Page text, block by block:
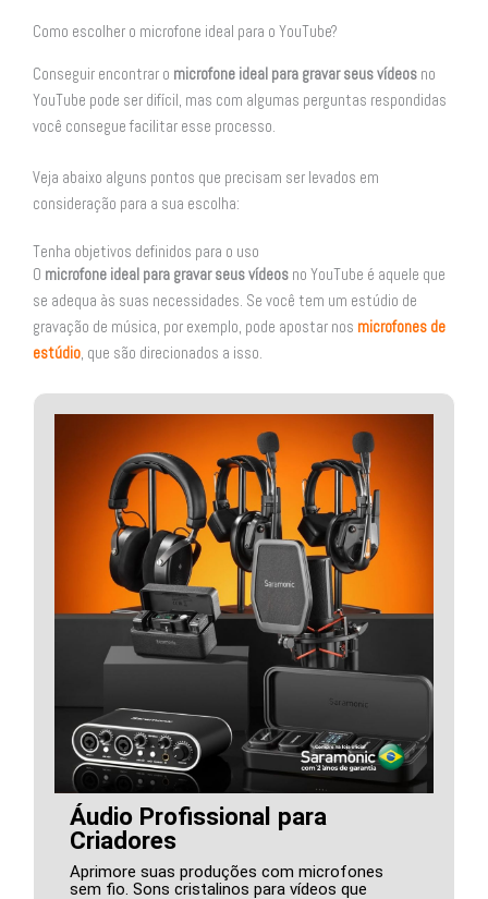
Como escolher o microfone ideal para o YouTube?
Conseguir encontrar o microfone ideal para gravar seus vídeos no
YouTube pode ser difícil, mas com algumas perguntas respondidas
você consegue facilitar esse processo.
Veja abaixo alguns pontos que precisam ser levados em
consideração para a sua escolha:
Tenha objetivos definidos para o uso
O microfone ideal para gravar seus vídeos no YouTube é aquele que
se adequa às suas necessidades. Se você tem um estúdio de
gravação de música, por exemplo, pode apostar nos microfones de
estúdio, que são direcionados a isso.
Áudio Profissional para
Criadores
Aprimore suas produções com microfones
sem fio. Sons cristalinos para vídeos que